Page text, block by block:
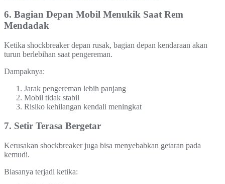
6. Bagian Depan Mobil Menukik Saat Rem
Mendadak
Ketika shockbreaker depan rusak, bagian depan kendaraan akan
turun berlebihan saat pengereman.
Dampaknya:
Jarak pengereman lebih panjang
Mobil tidak stabil
Risiko kehilangan kendali meningkat
7. Setir Terasa Bergetar
Kerusakan shockbreaker juga bisa menyebabkan getaran pada
kemudi.
Biasanya terjadi ketika: